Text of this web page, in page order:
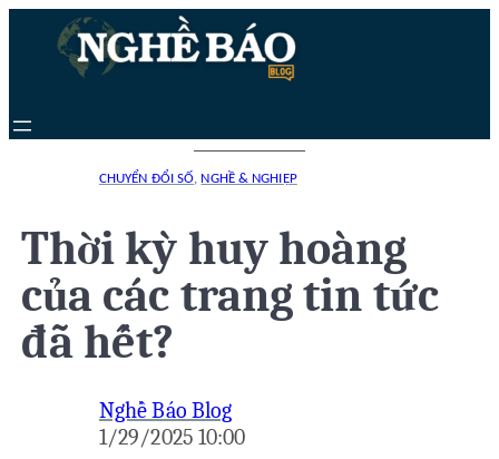
Chuyển
dung
CHUYỂN ĐỔI SỐ, NGHỀ & NGHIỆP
Thời kỳ huy hoàng
của các trang tin tức
đã hết?
Nghề Báo Blog
1/29/2025 10:00